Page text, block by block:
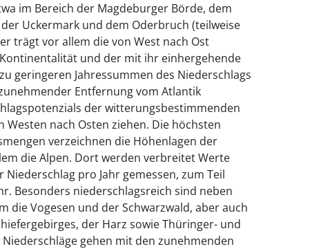
im Bereich der Magdeburger Börde, dem
Uckermark und dem Oderbruch (teilweise
trägt vor allem die von West nach Ost
und der mit ihr einhergehende
geringeren Jahressummen des Niederschlags
Entfernung vom Atlantik
der witterungsbestimmenden
Westen nach Osten ziehen. Die höchsten
verzeichnen die Höhenlagen der
die Alpen. Dort werden verbreitet Werte
pro Jahr gemessen, zum Teil
Besonders niederschlagsreich sind neben
die Vogesen und der Schwarzwald, aber auch
der Harz sowie Thüringer- und
gehen mit den zunehmenden